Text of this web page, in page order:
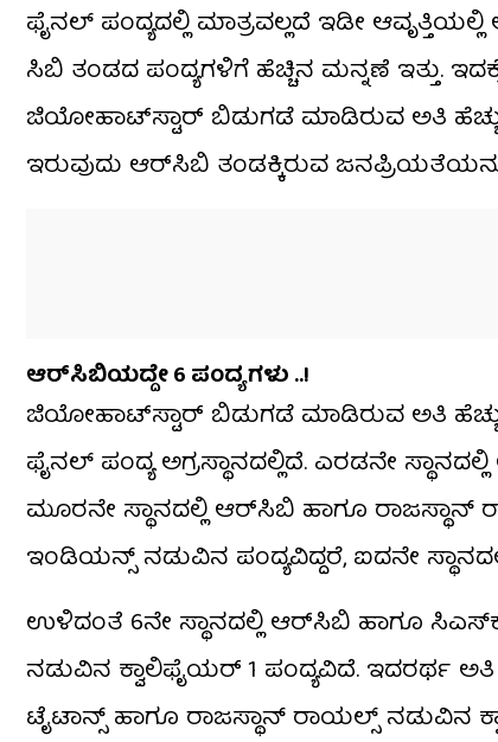
ಫೈನಲ್ ಪಂದ್ಯದಲ್ಲಿ ಮಾತ್ರವಲ್ಲದೆ ಇಡೀ
ಸಿಬಿ ತಂಡದ ಪಂದ್ಯಗಳಿಗೆ ಹೆಚ್ಚಿನ ಮನ್ನಣೆ ಇತ್ತು.
ಜಿಯೋಹಾಟ್‌ಸ್ಟಾರ್‌ ಬಿಡುಗಡೆ ಮಾಡಿರುವ ಅತಿ ಹೆಚ್ಚು
ಇರುವುದು ಆರ್​ಸಿಬಿ ತಂಡಕ್ಕಿರುವ
ಆರ್​ಸಿಬಿಯದ್ದೇ 6 ಪಂದ್ಯಗಳು ..!
ಜಿಯೋಹಾಟ್‌ಸ್ಟಾರ್‌ ಬಿಡುಗಡೆ ಮಾಡಿರುವ ಅತಿ
ಫೈನಲ್ ಪಂದ್ಯ ಅಗ್ರಸ್ಥಾನದಲ್ಲಿದೆ. ಎರಡನೇ
ಮೂರನೇ ಸ್ಥಾನದಲ್ಲಿ ಆರ್​ಸಿಬಿ ಹಾಗೂ ರಾಜಸ್ಥಾನ್
ಇಂಡಿಯನ್ಸ್ ನಡುವಿನ ಪಂದ್ಯವಿದ್ದರೆ, ಐದನೇ
ಉಳಿದಂತೆ 6ನೇ ಸ್ಥಾನದಲ್ಲಿ ಆರ್​ಸಿಬಿ ಹಾಗೂ
ನಡುವಿನ ಕ್ವಾಲಿಫೈಯರ್ 1 ಪಂದ್ಯವಿದೆ. ಇದರರ್ಥ ಅತಿ
ಟೈಟಾನ್ಸ್ ಹಾಗೂ ರಾಜಸ್ಥಾನ್ ರಾಯಲ್ಸ್ ನಡುವಿನ